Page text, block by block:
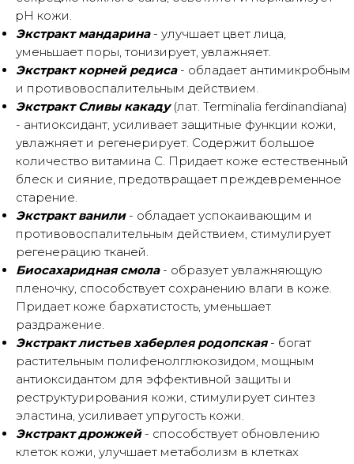
pH кожи.
Экстракт мандарина- улучшает цвет лица,
уменьшает поры, тонизирует, увлажняет.
Экстракт корней редиса- обладает антимикробным
и противовоспалительным действием.
Экстракт Сливы какаду(лат. Terminalia ferdinandiana)
- антиоксидант, усиливает защитные функции кожи,
увлажняет и регенерирует. Содержит большое
количество витамина С. Придает коже естественный
блеск и сияние, предотвращает преждевременное
старение.
Экстракт ванили- обладает успокаивающим и
противовоспалительным действием, стимулирует
регенерацию тканей.
Биосахаридная смола- образует увлажняющую
пленочку, способствует сохранению влаги в коже.
Придает коже бархатистость, уменьшает
раздражение.
Экстракт листьев хаберлея родопская- богат
растительным полифенолглюкозидом, мощным
антиоксидантом для эффективной защиты и
реструктурирования кожи, стимулирует синтез
эластина, усиливает упругость кожи.
Экстракт дрожжей- способствует обновлению
клеток кожи, улучшает метаболизм в клетках